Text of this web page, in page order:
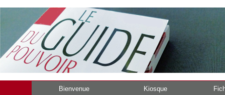
Bienvenue Kiosque